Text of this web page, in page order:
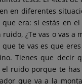
en diferentes
era: si estás en el
ruido, ¿Te vas o vas a
te vas es que
Tienes que decir
el ruido porque te
que va a la